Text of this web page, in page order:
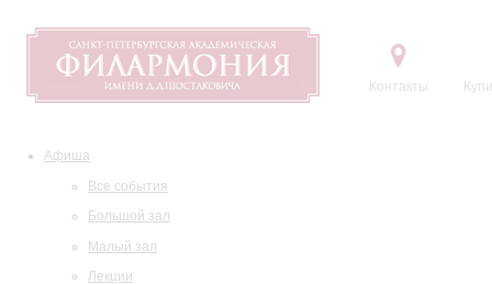
Контакты
Афиша
Все события
Большой зал
Малый зал
Лекции